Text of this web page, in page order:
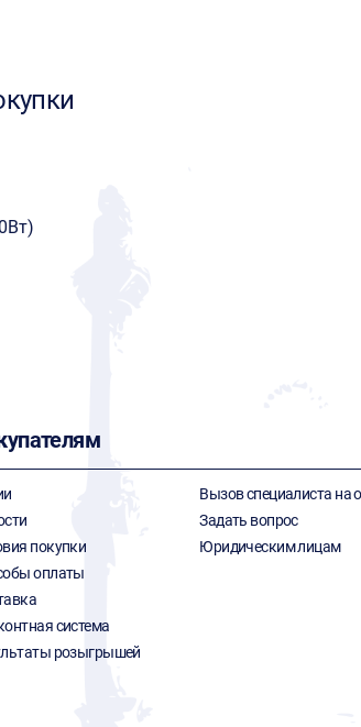
покупки
оплаты
система
розыгрышей
Вызов специалиста на
Задать вопрос
Юридическим лицам